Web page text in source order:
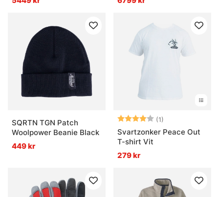
SQRTN TGN Patch
Woolpower Beanie Black
449 kr
Betyg: (1)
Svartzonker Peace Out
T-shirt Vit
279 kr